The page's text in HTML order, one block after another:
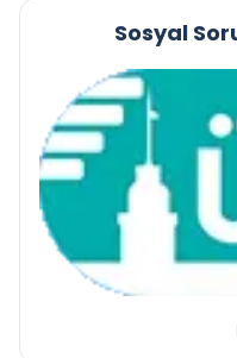
Sosyal